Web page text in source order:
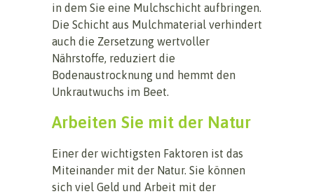
in dem Sie eine Mulchschicht aufbringen.
Die Schicht aus Mulchmaterial verhindert
auch die Zersetzung wertvoller
Nährstoffe, reduziert die
Bodenaustrocknung und hemmt den
Unkrautwuchs im Beet.
Arbeiten Sie mit der Natur
Einer der wichtigsten Faktoren ist das
Miteinander mit der Natur. Sie können
sich viel Geld und Arbeit mit der